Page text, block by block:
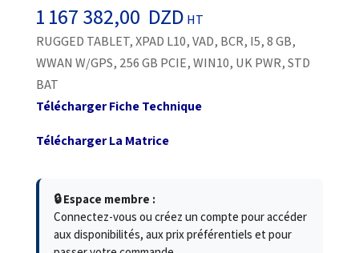
1 167 382,00 DZD HT
RUGGED TABLET, XPAD L10, VAD, BCR, I5, 8 GB,
WWAN W/GPS, 256 GB PCIE, WIN10, UK PWR, STD
BAT
Télécharger Fiche Technique
Télécharger La Matrice
🔒 Espace membre :
Connectez-vous ou créez un compte pour accéder
aux disponibilités, aux prix préférentiels et pour